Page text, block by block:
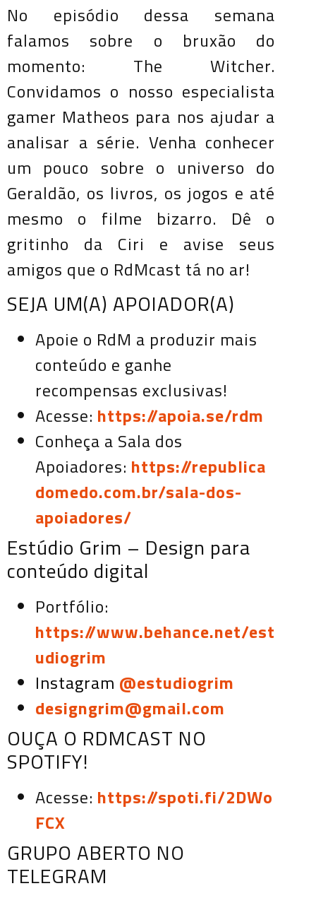
No episódio dessa semana
falamos sobre o bruxão do
momento: The Witcher.
Convidamos o nosso especialista
gamer Matheos para nos ajudar a
analisar a série. Venha conhecer
um pouco sobre o universo do
Geraldão, os livros, os jogos e até
mesmo o filme bizarro. Dê o
gritinho da Ciri e avise seus
amigos que o RdMcast tá no ar!
SEJA UM(A) APOIADOR(A)
Apoie o RdM a produzir mais
conteúdo e ganhe
recompensas exclusivas!
Acesse: https://apoia.se/rdm
Conheça a Sala dos
Apoiadores: https://republica
domedo.com.br/sala-dos-
apoiadores/
Estúdio Grim – Design para
conteúdo digital
Portfólio:
https://www.behance.net/est
udiogrim
Instagram @estudiogrim
designgrim@gmail.com
OUÇA O RDMCAST NO
SPOTIFY!
Acesse: https://spoti.fi/2DWo
FCX
GRUPO ABERTO NO
TELEGRAM